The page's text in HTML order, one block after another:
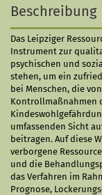
Beschreibung
Das Leipziger
Instrument zur
psychischen und
stehen, um ein
bei Menschen, die
Kontrollmaßnahmen
umfassenden Sicht
beitragen. Auf diese
verborgene
und die
das Verfahren im
Prognose,